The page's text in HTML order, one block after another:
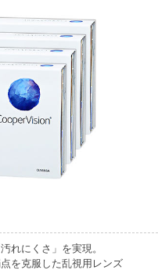
れにくさ」を実現。
を克服した乱視用レンズ